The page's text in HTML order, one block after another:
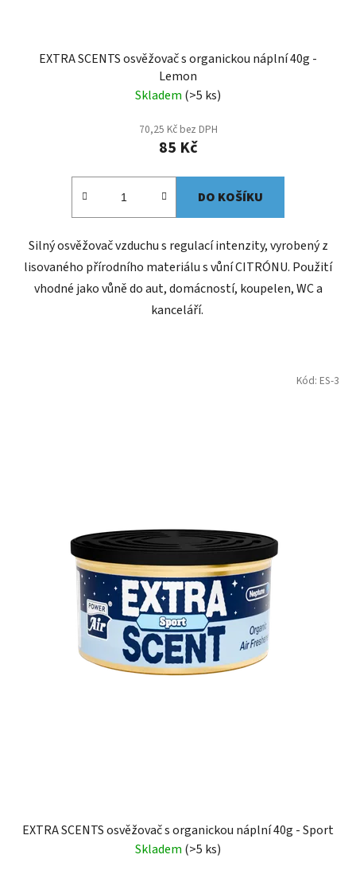
EXTRA SCENTS osvěžovač s organickou náplní 40g -
Lemon
Skladem (>5 ks)
70,25 Kč bez DPH
85 Kč
DO KOŠÍKU
Silný osvěžovač vzduchu s regulací intenzity, vyrobený z
lisovaného přírodního materiálu s vůní CITRÓNU. Použití
vhodné jako vůně do aut, domácností, koupelen, WC a
kanceláří.
EXTRA SCENTS osvěžovač s organickou náplní 40g - Sport
Skladem (>5 ks)
Kód: ES-3